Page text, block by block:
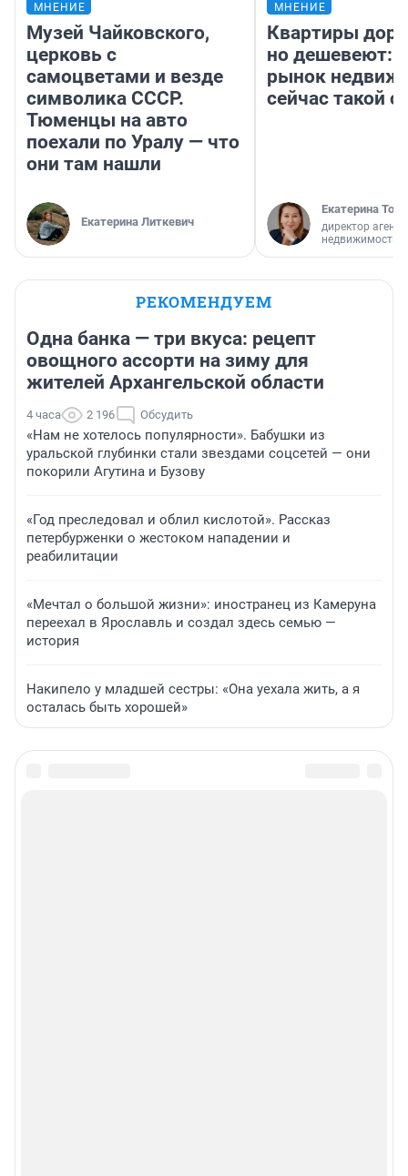
МНЕНИЕ
Музей Чайковского,
церковь с
самоцветами и везде
символика СССР.
Тюменцы на авто
поехали по Уралу — что
они там нашли
Екатерина Литкевич
МНЕНИЕ
Квартиры
но дешевеют:
рынок
сейчас такой
Екатерина
директор
недвижимости
РЕКОМЕНДУЕМ
Одна банка — три вкуса: рецепт
овощного ассорти на зиму для
жителей Архангельской области
4 часа 2 196 Обсудить
«Нам не хотелось популярности». Бабушки из
уральской глубинки стали звездами соцсетей — они
покорили Агутина и Бузову
«Год преследовал и облил кислотой». Рассказ
петербурженки о жестоком нападении и
реабилитации
«Мечтал о большой жизни»: иностранец из Камеруна
переехал в Ярославль и создал здесь семью —
история
Накипело у младшей сестры: «Она уехала жить, а я
осталась быть хорошей»